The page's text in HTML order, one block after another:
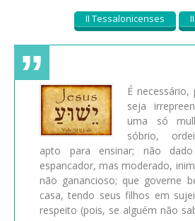
II Tessalonicenses
É
seja
uma só
sóbrio,
apto para ensinar; não
espancador, mas moderado,
não ganancioso; que governe
casa, tendo seus filhos em
respeito (pois, se alguém não